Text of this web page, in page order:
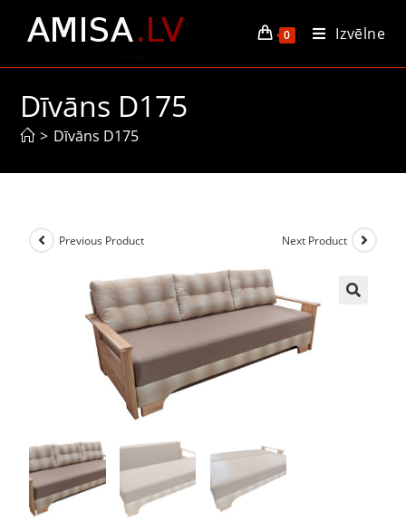
0 Izvēlne
Dīvāns D175
> Dīvāns D175
Previous Product Next Product